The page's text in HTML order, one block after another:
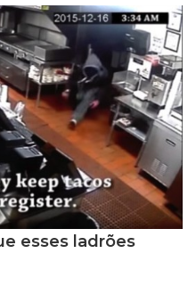
esses ladrões